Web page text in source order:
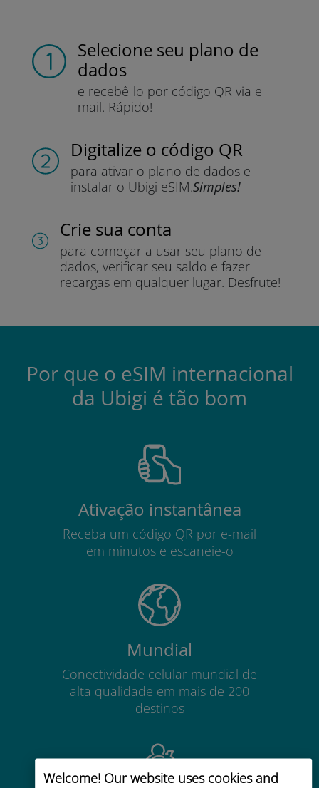
Welcome! Our website uses cookies and
Selecione seu plano de
dados
e recebê-lo por código QR via e-
mail. Rápido!
Digitalize o código QR
para ativar o plano de dados e
instalar o Ubigi eSIM.Simples!
Crie sua conta
para começar a usar seu plano de
dados, verificar seu saldo e fazer
recargas em qualquer lugar. Desfrute!
Por que o eSIM internacional
da Ubigi é tão bom
Ativação instantânea
Receba um código QR por e-mail
em minutos e escaneie-o
Mundial
Conectividade celular mundial de
alta qualidade em mais de 200
destinos